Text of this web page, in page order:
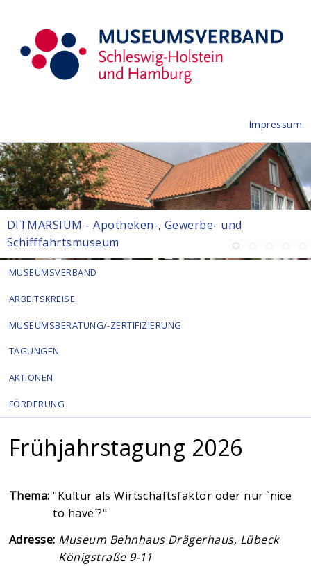
Impressum
DITMARSIUM - Apotheken-, Gewerbe- und
Schifffahrtsmuseum
MUSEUMSVERBAND
ARBEITSKREISE
MUSEUMSBERATUNG/-ZERTIFIZIERUNG
TAGUNGEN
AKTIONEN
FÖRDERUNG
Frühjahrstagung 2026
Thema:"Kultur als Wirtschaftsfaktor oder nur `nice
to have´?"
Adresse: Museum Behnhaus Drägerhaus, Lübeck
Königstraße 9-11